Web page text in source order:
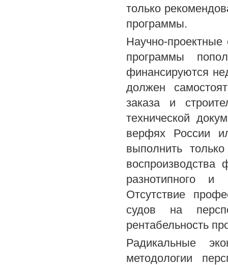
только
программы.
Научно-
программы
финансируются
должен
заказа и
технической
верфях России
выполнить
разнотипного
Отсутствие
судов на
рентабельность
Радикальные
методологии